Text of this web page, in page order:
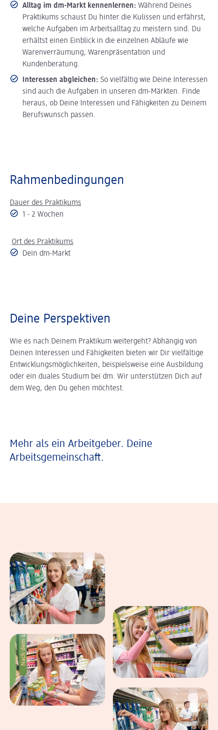
Alltag im dm-Markt kennenlernen: Während Deines
Praktikums schaust Du hinter die Kulissen und erfährst,
welche Aufgaben im Arbeitsalltag zu meistern sind. Du
erhältst einen Einblick in die einzelnen Abläufe wie
Warenverräumung, Warenpräsentation und
Kundenberatung.
Interessen abgleichen: So vielfältig wie Deine Interessen
sind auch die Aufgaben in unseren dm-Märkten. Finde
heraus, ob Deine Interessen und Fähigkeiten zu Deinem
Berufswunsch passen.
Rahmenbedingungen
Dauer des Praktikums
1 - 2 Wochen
Ort des Praktikums
Dein dm-Markt
Deine Perspektiven
Wie es nach Deinem Praktikum weitergeht? Abhängig von
Deinen Interessen und Fähigkeiten bieten wir Dir vielfältige
Entwicklungsmöglichkeiten, beispielsweise eine Ausbildung
oder ein duales Studium bei dm. Wir unterstützen Dich auf
dem Weg, den Du gehen möchtest.
Mehr als ein Arbeitgeber. Deine
Arbeitsgemeinschaft.
Eindrücke aus dem Arbeitsalltag